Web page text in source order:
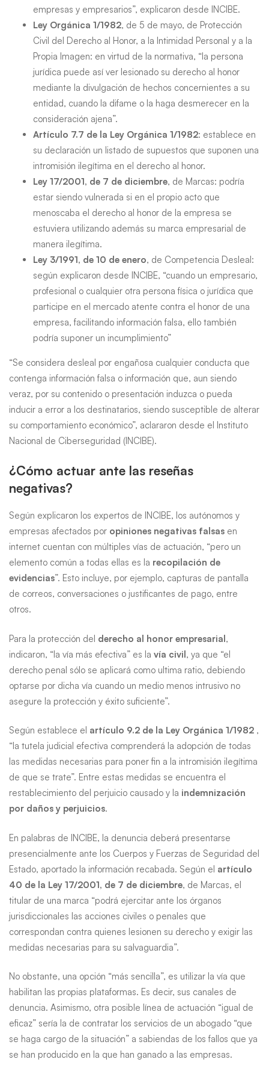
empresas y empresarios”, explicaron desde INCIBE.
Ley Orgánica 1/1982, de 5 de mayo, de Protección
Civil del Derecho al Honor, a la Intimidad Personal y a la
Propia Imagen: en virtud de la normativa, “la persona
jurídica puede así ver lesionado su derecho al honor
mediante la divulgación de hechos concernientes a su
entidad, cuando la difame o la haga desmerecer en la
consideración ajena”.
Artículo 7.7 de la Ley Orgánica 1/1982: establece en
su declaración un listado de supuestos que suponen una
intromisión ilegítima en el derecho al honor.
Ley 17/2001, de 7 de diciembre, de Marcas: podría
estar siendo vulnerada si en el propio acto que
menoscaba el derecho al honor de la empresa se
estuviera utilizando además su marca empresarial de
manera ilegítima.
Ley 3/1991, de 10 de enero, de Competencia Desleal:
según explicaron desde INCIBE, “cuando un empresario,
profesional o cualquier otra persona física o jurídica que
participe en el mercado atente contra el honor de una
empresa, facilitando información falsa, ello también
podría suponer un incumplimiento”
“Se considera desleal por engañosa cualquier conducta que
contenga información falsa o información que, aun siendo
veraz, por su contenido o presentación induzca o pueda
inducir a error a los destinatarios, siendo susceptible de alterar
su comportamiento económico”, aclararon desde el Instituto
Nacional de Ciberseguridad (INCIBE).
¿Cómo actuar ante las reseñas
negativas?
Según explicaron los expertos de INCIBE, los autónomos y
empresas afectados por opiniones negativas falsas en
internet cuentan con múltiples vías de actuación, “pero un
elemento común a todas ellas es la recopilación de
evidencias”. Esto incluye, por ejemplo, capturas de pantalla
de correos, conversaciones o justificantes de pago, entre
otros.
Para la protección del derecho al honor empresarial,
indicaron, “la vía más efectiva” es la vía civil, ya que “el
derecho penal sólo se aplicará como ultima ratio, debiendo
optarse por dicha vía cuando un medio menos intrusivo no
asegure la protección y éxito suficiente”.
Según establece el artículo 9.2 de la Ley Orgánica 1/1982 ,
“la tutela judicial efectiva comprenderá la adopción de todas
las medidas necesarias para poner fin a la intromisión ilegítima
de que se trate”. Entre estas medidas se encuentra el
restablecimiento del perjuicio causado y la indemnización
por daños y perjuicios.
En palabras de INCIBE, la denuncia deberá presentarse
presencialmente ante los Cuerpos y Fuerzas de Seguridad del
Estado, aportado la información recabada. Según el artículo
40 de la Ley 17/2001, de 7 de diciembre, de Marcas, el
titular de una marca “podrá ejercitar ante los órganos
jurisdiccionales las acciones civiles o penales que
correspondan contra quienes lesionen su derecho y exigir las
medidas necesarias para su salvaguardia”.
No obstante, una opción “más sencilla”, es utilizar la vía que
habilitan las propias plataformas. Es decir, sus canales de
denuncia. Asimismo, otra posible línea de actuación “igual de
eficaz” sería la de contratar los servicios de un abogado “que
se haga cargo de la situación” a sabiendas de los fallos que ya
se han producido en la que han ganado a las empresas.